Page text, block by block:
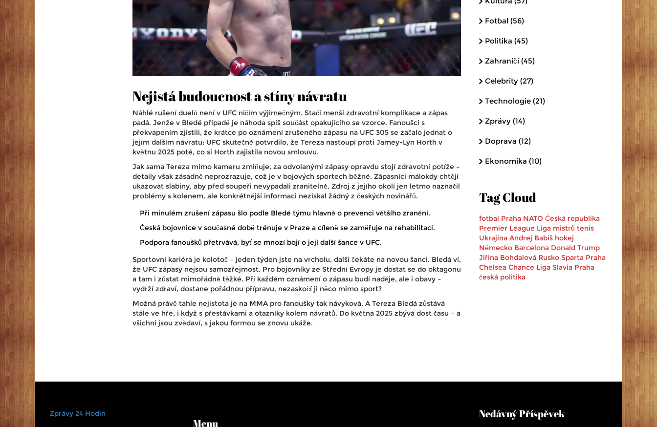
Nejistá budoucnost a stíny návratu
Náhlé rušení duelů není v UFC ničím výjimečným. Stačí menší zdravotní komplikace a zápas
padá. Jenže v Bledé případě je náhoda spíš součást opakujícího se vzorce. Fanoušci s
překvapením zjistili, že krátce po oznámení zrušeného zápasu na UFC 305 se začalo jednat o
jejím dalším návratu: UFC skutečně potvrdilo, že Tereza nastoupí proti Jamey-Lyn Horth v
květnu 2025 poté, co si Horth zajistila novou smlouvu.
Jak sama Tereza mimo kameru zmiňuje, za odvolanými zápasy opravdu stojí zdravotní potíže –
detaily však zásadně neprozrazuje, což je v bojových sportech běžné. Zápasníci málokdy chtějí
ukazovat slabiny, aby před soupeři nevypadali zranitelně. Zdroj z jejího okolí jen letmo naznačil
problémy s kolenem, ale konkrétnější informaci nezískal žádný z českých novinářů.
Při minulém zrušení zápasu šlo podle Bledé týmu hlavně o prevenci většího zranění.
Česká bojovnice v současné době trénuje v Praze a cíleně se zaměřuje na rehabilitaci.
Podpora fanoušků přetrvává, byť se mnozí bojí o její další šance v UFC.
Sportovní kariéra je kolotoč – jeden týden jste na vrcholu, další čekáte na novou šanci. Bledá ví,
že UFC zápasy nejsou samozřejmost. Pro bojovníky ze Střední Evropy je dostat se do oktagonu
a tam i zůstat mimořádně těžké. Při každém oznámení o zápasu budí naděje, ale i obavy –
vydrží zdraví, dostane pořádnou přípravu, nezaskočí ji něco mimo sport?
Možná právě tahle nejistota je na MMA pro fanoušky tak návyková. A Tereza Bledá zůstává
stále ve hře, i když s přestávkami a otazníky kolem návratů. Do května 2025 zbývá dost času – a
všichni jsou zvědaví, s jakou formou se znovu ukáže.
Fotbal (56)
Politika (45)
Zahraničí(45)
Celebrity (27)
Technologie (21)
Zprávy (14)
Doprava (12)
Ekonomika (10)
Tag Cloud
fotbal Praha NATO Česká republika
Premier League Liga mistrů tenis
Ukrajina Andrej Babiš hokej
Německo Barcelona Donald Trump
Jiřina Bohdalová Rusko Sparta Praha
Chelsea Chance Liga Slavia Praha
česká politika
Zprávy 24 Hodin
Menu
Nedávný Příspěvek